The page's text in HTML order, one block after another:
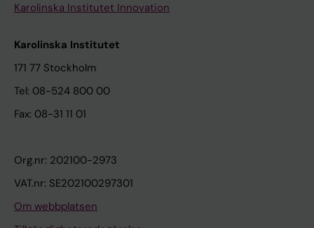
Karolinska Institutet Innovation
Karolinska Institutet
171 77 Stockholm
Tel: 08-524 800 00
Fax: 08-31 11 01
Org.nr: 202100-2973
VAT.nr: SE202100297301
Om webbplatsen